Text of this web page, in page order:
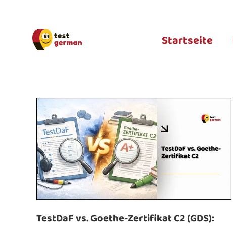
Startseite
TestDaF vs. Goethe-Zertifikat C2 (GDS):